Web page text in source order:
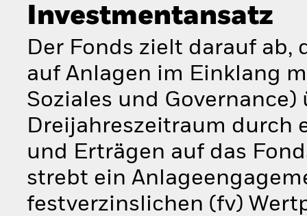
Investmentansatz
Der Fonds zielt darauf ab,
auf Anlagen im Einklang
Soziales und
Dreijahreszeitraum durch
und Erträgen auf das
strebt ein
festverzinslichen (fv)